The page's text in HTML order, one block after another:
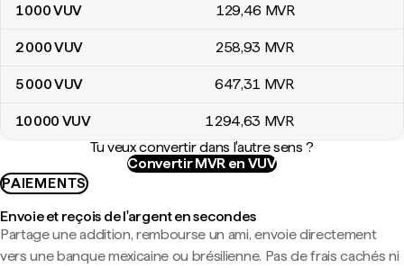
1 000VUV 129,46 MVR
2 000VUV 258,93 MVR
5 000VUV 647,31 MVR
10 000 VUV 1 294,63 MVR
Tu veux convertir dans l'autre sens ?
Convertir MVR en VUV
PAIEMENTS
Envoie et reçois de l'argent en secondes
Partage une addition, rembourse un ami, envoie directement
vers une banque mexicaine ou brésilienne. Pas de frais cachés ni